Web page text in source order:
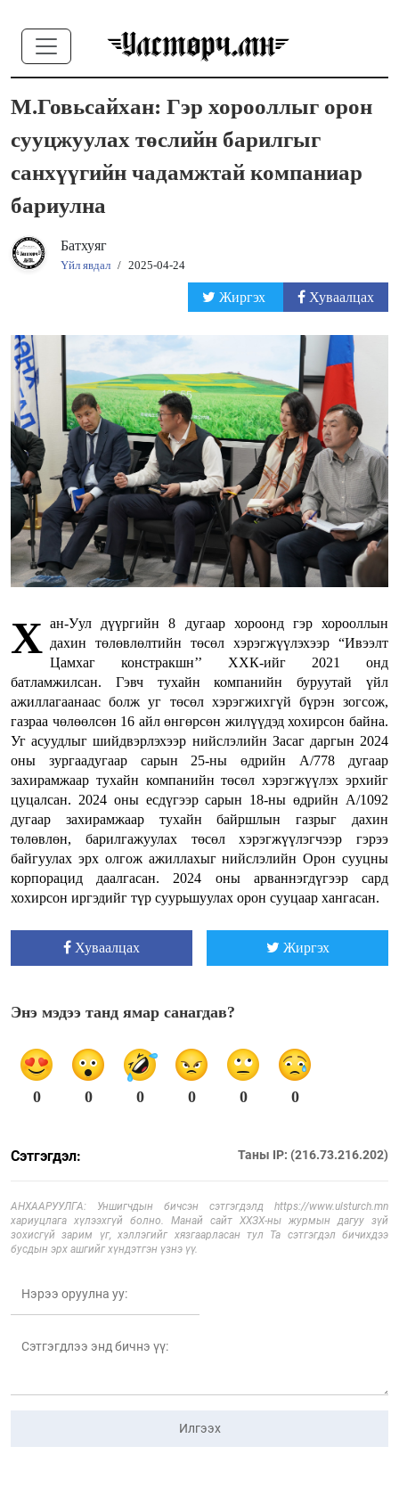
М.Говьсайхан: Гэр хорооллыг орон
сууцжуулах төслийн барилгыг
санхүүгийн чадамжтай компаниар
бариулна
Батхуяг
Үйл явдал / 2025-04-24
Жиргэх Хуваалцах
Х ан-Уул дүүргийн 8 дугаар хороонд гэр хорооллын
дахин төлөвлөлтийн төсөл хэрэгжүүлэхээр “Ивээлт
Цамхаг констракшн’’ ХХК-ийг 2021 онд
батламжилсан. Гэвч тухайн компанийн буруутай үйл
ажиллагаанаас болж уг төсөл хэрэгжихгүй бүрэн зогсож,
газраа чөлөөлсөн 16 айл өнгөрсөн жилүүдэд хохирсон байна.
Уг асуудлыг шийдвэрлэхээр нийслэлийн Засаг даргын 2024
оны зургаадугаар сарын 25-ны өдрийн А/778 дугаар
захирамжаар тухайн компанийн төсөл хэрэгжүүлэх эрхийг
цуцалсан. 2024 оны есдүгээр сарын 18-ны өдрийн А/1092
дугаар захирамжаар тухайн байршлын газрыг дахин
төлөвлөн, барилгажуулах төсөл хэрэгжүүлэгчээр гэрээ
байгуулах эрх олгож ажиллахыг нийслэлийн Орон сууцны
корпорацид даалгасан. 2024 оны арваннэгдүгээр сард
хохирсон иргэдийг түр суурьшуулах орон сууцаар хангасан.
Хуваалцах Жиргэх
Энэ мэдээ танд ямар санагдав?
0 0 0 0 0 0
Сэтгэгдэл: Таны IP: (216.73.216.202)
АНХААРУУЛГА: Уншигчдын бичсэн сэтгэгдэлд https://www.ulsturch.mn
хариуцлага хүлээхгүй болно. Манай сайт ХХЗХ-ны журмын дагуу зүй
зохисгүй зарим үг, хэллэгийг хязгаарласан тул Та сэтгэгдэл бичихдээ
бусдын эрх ашгийг хүндэтгэн үзнэ үү.
Илгээх